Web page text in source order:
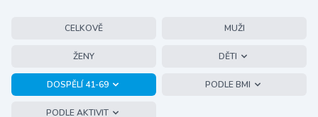
CELKOVĚ MUŽI
ŽENY DĚTI
DOSPĚLÍ 41-69 PODLE BMI
PODLE AKTIVIT